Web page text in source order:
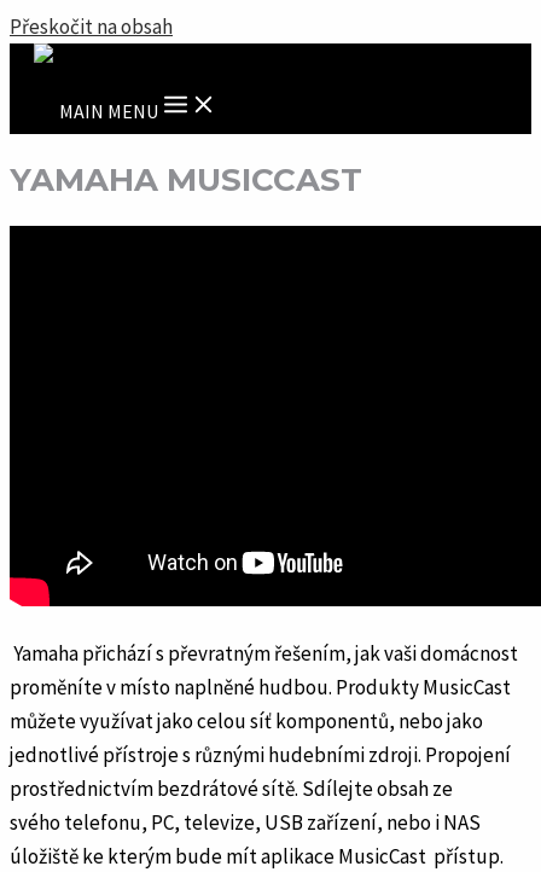
Přeskočit na obsah
MAIN MENU
YAMAHA MUSICCAST
Yamaha přichází s převratným řešením, jak vaši domácnost
proměníte v místo naplněné hudbou. Produkty MusicCast
můžete využívat jako celou síť komponentů, nebo jako
jednotlivé přístroje s různými hudebními zdroji. Propojení
prostřednictvím bezdrátové sítě. Sdílejte obsah ze
svého telefonu, PC, televize, USB zařízení, nebo i NAS
úložiště ke kterým bude mít aplikace MusicCast přístup.